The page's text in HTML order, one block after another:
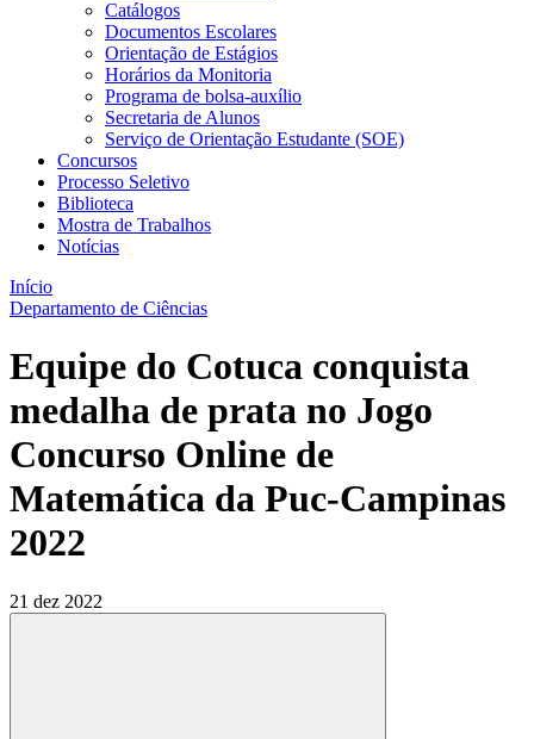
Catálogos
Documentos Escolares
Orientação de Estágios
Horários da Monitoria
Programa de bolsa-auxílio
Secretaria de Alunos
Serviço de Orientação Estudante (SOE)
Concursos
Processo Seletivo
Biblioteca
Mostra de Trabalhos
Notícias
Início
Departamento de Ciências
Equipe do Cotuca conquista
medalha de prata no Jogo
Concurso Online de
Matemática da Puc-Campinas
2022
21 dez 2022